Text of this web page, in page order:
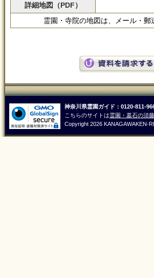
詳細地図（PDF）
霊園・寺院の地図は、メール・
神奈川県霊園ガイド：0120-811-
こちらのサイトは霊園・墓石の須
Copyright 2026 KANAGAWAKEN-